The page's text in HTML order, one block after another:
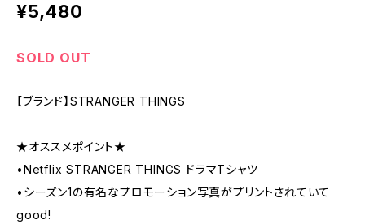
¥5,480
SOLD OUT
【ブランド】STRANGER THINGS
★オススメポイント★
•Netflix STRANGER THINGS ドラマTシャツ
•シーズン1の有名なプロモーション写真がプリントされていて
good!